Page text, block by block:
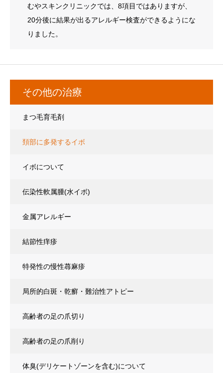
むやスキンクリニックでは、8項目ではありますが、
20分後に結果が出るアレルギー検査ができるようにな
りました。
その他の治療
まつ毛育毛剤
頚部に多発するイボ
(アクロコルドン、スキンタッグ)
イボについて
伝染性軟属腫(水イボ)
金属アレルギー
結節性痒疹
特発性の慢性蕁麻疹
局所的白斑・乾癬・難治性アトピー
高齢者の足の爪切り
高齢者の足の爪削り
体臭(デリケートゾーンを含む)について